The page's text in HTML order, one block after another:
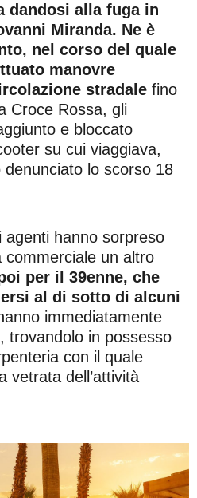
dandosi alla fuga in
Miranda. Ne è
nel corso del quale
manovre
stradale fino
Croce Rossa, gli
e bloccato
su cui viaggiava,
lo scorso 18
agenti hanno sorpreso
commerciale un altro
per il 39enne, che
al di sotto di alcuni
immediatamente
trovandolo in possesso
con il quale
vetrata dell’attività